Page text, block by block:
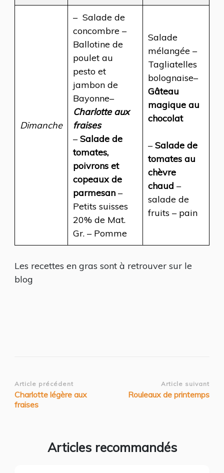
Dimanche
– Salade de
concombre –
Ballotine de
poulet au
pesto et
jambon de
Bayonne–
Charlotte aux
fraises
–Salade de
tomates,
poivrons et
copeaux de
parmesan –
Petits suisses
20% de Mat.
Gr. – Pomme
Salade
mélangée –
Tagliatelles
bolognaise–
Gâteau
magique au
chocolat
–Salade de
tomates au
chèvre
chaud –
salade de
fruits – pain
Les recettes en gras sont à retrouver sur le
blog
Navigation
d’article
Article précédent
Charlotte légère aux
fraises
Article suivant
Rouleaux de printemps
Articles recommandés